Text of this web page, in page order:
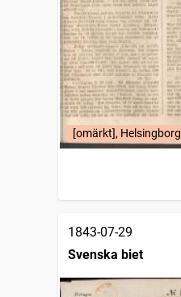
[omärkt], Helsingborg
1843-07-29
Svenska biet